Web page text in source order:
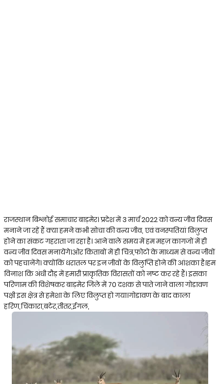
राजस्थान बिश्नोई समाचार बाड़मेर। प्रदेश में 3 मार्च 2022 को वन्य जीव दिवस
मनाने जा रहें हैं क्या हमने कभी सोचा की वन्य जीव, एवं वनस्पतियां विलुप्त
होने का संकट गहराता जा रहा है। आने वाले समय में हम महज़ कागजों में ही
वन्य जीव दिवस मनायेंगे।ओर किताबों में ही चित्र,फोटो के माध्यम से वन्य जीवों
को पहचानेंगे। क्योंकि धरातल पर इन जीवों के विलुप्ति होने की आंशका है।हम
विनाश कि अंधी दौड़ में हमारी प्राकृतिक विरासतों को नष्ट कर रहे हैं। इसका
परिणाम की विशेषकर बाड़मेर जिले में 70 दशक से पाते जाने वाला गोडावण
पक्षी इस क्षेत्र से हमेशा के लिए विलुप्त हो गया।गोडावण के बाद काला
हरिण,चिंकारा,बटेर,तीतर,ईगल,